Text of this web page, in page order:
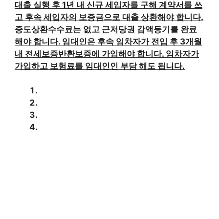
대출 실행 후 1년 내 신규 세입자를 구해 계약서를 쓰
고 후속 세입자의 보증금으로 대출 상환해야 합니다.
중도상환수수료는 없고 근저당권 감액등기를 완료
해야 합니다. 임대인은 후속 임차자가 전입 후 3개월
내 전세보증반환보증에 가입해야 합니다. 임차자가
가입하고 보험료를 임대인인 부담 해도 됩니다.